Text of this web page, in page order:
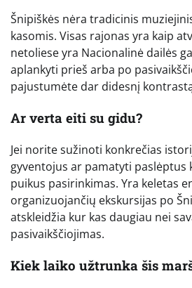
Šnipiškės nėra tradicinis
kasomis. Visas rajonas yra kaip
netoliese yra Nacionalinė dailės
aplankyti prieš arba po
pajustumėte dar didesnį
Ar verta eiti su gidu?
Jei norite sužinoti konkrečias
gyventojus ar pamatyti paslėptus
puikus pasirinkimas. Yra keletas
organizuojančių ekskursijas po
atskleidžia kur kas daugiau nei
pasivaikščiojimas.
Kiek laiko užtrunka šis